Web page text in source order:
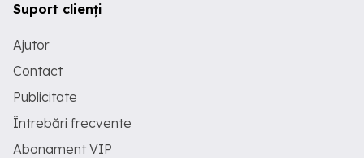
Suport clienți
Ajutor
Contact
Publicitate
Întrebări frecvente
Abonament VIP